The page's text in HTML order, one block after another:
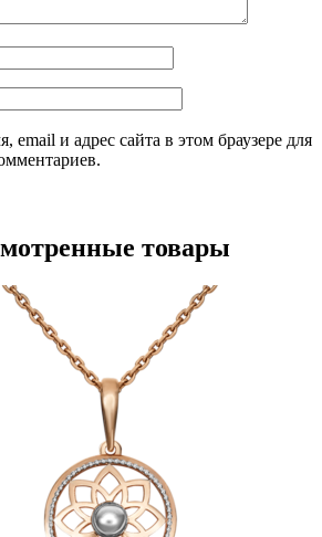
email и адрес сайта в этом браузере для
товары